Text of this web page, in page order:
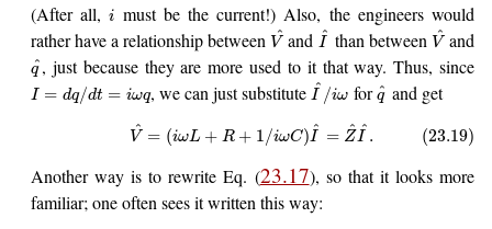
(After all,i must be the current!) Also, the engineers would
rather have a relationship between V^ and I^ than between V^and
q
^, just because they are more used to it that way. Thus, since
I = dq/dt = iωq, we can just substitute I^ /iω for q
^ and get
V^ = (iωL + R + 1/iωC)I^ = Z
^I^. (23.19)
Another way is to rewrite Eq. (23.17), so that it looks more
familiar; one often sees it written this way: